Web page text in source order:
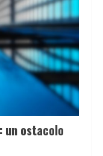
ostacolo